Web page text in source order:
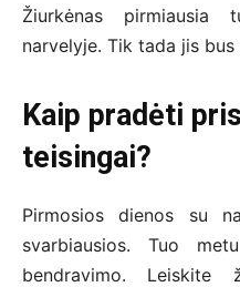
Žiurkėnas pirmiausia
narvelyje. Tik tada jis
Kaip pradėti
teisingai?
Pirmosios dienos su
svarbiausios. Tuo
bendravimo. Leiskite